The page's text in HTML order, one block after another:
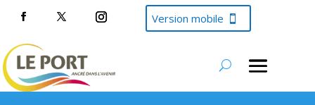
Version mobile